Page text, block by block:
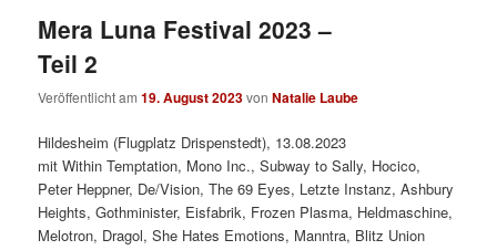
Mera Luna Festival 2023 –
Teil 2
Veröffentlicht am19. August 2023vonNatalie Laube
Hildesheim (Flugplatz Drispenstedt), 13.08.2023
mit Within Temptation, Mono Inc., Subway to Sally, Hocico,
Peter Heppner, De/Vision, The 69 Eyes, Letzte Instanz, Ashbury
Heights, Gothminister, Eisfabrik, Frozen Plasma, Heldmaschine,
Melotron, Dragol, She Hates Emotions, Manntra, Blitz Union